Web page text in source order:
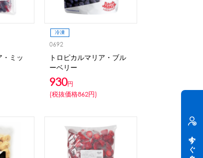
・ミッ
冷凍
0692
トロピカルマリア・ブル
ーベリー
930円
(税抜価格862円)
今すぐ会員登録